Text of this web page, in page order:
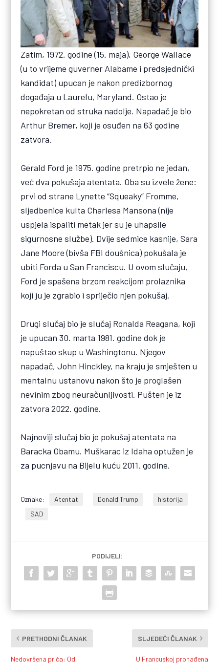
Zatim, 1972. godine (15. maja), George Wallace
(u to vrijeme guverner Alabame i predsjednički
kandidat) upucan je nakon predizbornog
događaja u Laurelu, Maryland. Ostao je
nepokretan od struka nadolje. Napadač je bio
Arthur Bremer, koji je osuđen na 63 godine
zatvora.
Gerald Ford je 1975. godine pretrpio ne jedan,
već dva pokušaja atentata. Oba su izvele žene:
prvi od strane Lynette “Squeaky” Fromme,
sljedbenice kulta Charlesa Mansona (nije
uspjela ispaliti metak jer su je uhapsile
sigurnosne službe). Dvije sedmice kasnije, Sara
Jane Moore (bivša FBI doušnica) pokušala je
ubiti Forda u San Franciscu. U ovom slučaju,
Ford je spašena brzom reakcijom prolaznika
koji ju je zgrabio i spriječio njen pokušaj.
Drugi slučaj bio je slučaj Ronalda Reagana, koji
je upucan 30. marta 1981. godine dok je
napuštao skup u Washingtonu. Njegov
napadač, John Hinckley, na kraju je smješten u
mentalnu ustanovu nakon što je proglašen
nevinim zbog neuračunljivosti. Pušten je iz
zatvora 2022. godine.
Najnoviji slučaj bio je pokušaj atentata na
Baracka Obamu. Muškarac iz Idaha optužen je
za pucnjavu na Bijelu kuću 2011. godine.
Oznake: Atentat Donald Trump
historija
SAD
PODIJELI:
PRETHODNI ČLANAK
Nedovršena priča: Od
SLJEDEĆI ČLANAK
U Francuskoj pronađena